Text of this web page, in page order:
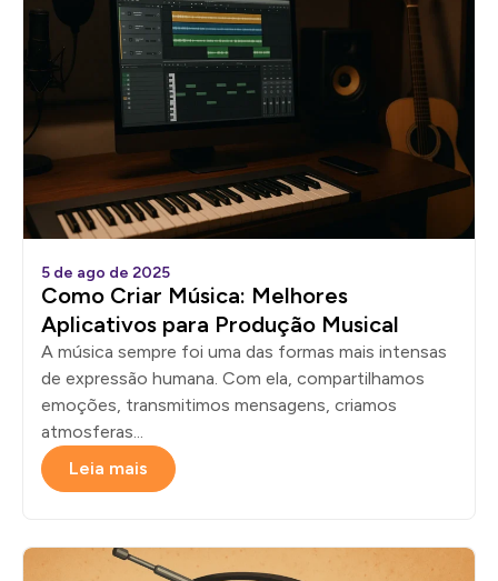
5 de ago de 2025
Como Criar Música: Melhores
Aplicativos para Produção Musical
A música sempre foi uma das formas mais intensas
de expressão humana. Com ela, compartilhamos
emoções, transmitimos mensagens, criamos
atmosferas...
Leia mais